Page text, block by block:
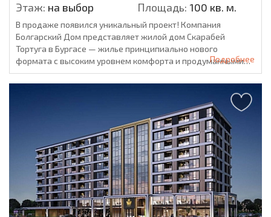
Этаж: на выбор Площадь: 100 кв. м.
В продаже появился уникальный проект! Компания
Болгарский Дом представляет жилой дом Скарабей
Тортуга в Бургасе — жилье принципиально нового
формата с высоким уровнем комфорта и продуманными
п...
Подробнее